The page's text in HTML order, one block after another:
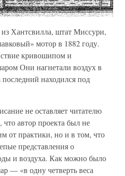
Хантсвилла, штат Миссури,
мотор в 1882 году.
кривошипом и
Они нагнетали воздух в
находился под
не оставляет читателю
автор проекта был не
от практики, но и в том, что
представления о
и воздуха. Как можно было
— «в одну четверть веса